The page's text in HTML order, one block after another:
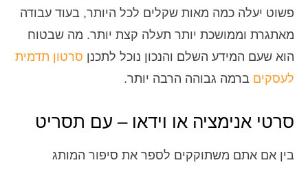
פשוט יעלה כמה מאות שקלים לכל היותר, בעוד עבודה
מאתגרת וממושכת יותר תעלה קצת יותר. מה שבטוח
הוא שעם המידע השלם והנכון נוכל לתכנן סרטון תדמית
לעסקים ברמה גבוהה הרבה יותר.
סרטי אנימציה או וידאו – עם תסריט
בין אם אתם משתוקקים לספר את סיפור המותג